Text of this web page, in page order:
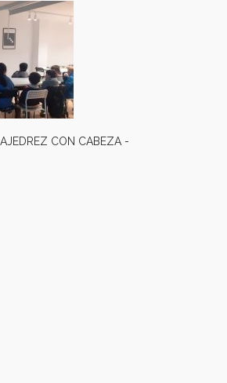
CON CABEZA -